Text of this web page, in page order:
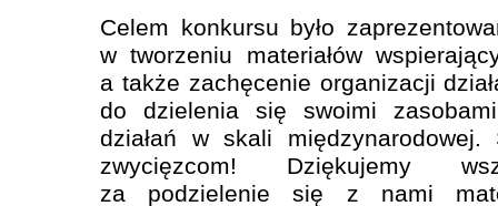
Celem konkursu było
w tworzeniu materiałów
a także zachęcenie organizacji
do dzielenia się swoimi
działań w skali międzynarodowej.
zwycięzcom! Dziękujemy
za podzielenie się z nami